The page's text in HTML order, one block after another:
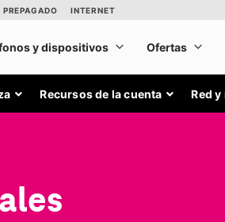
Recursos de la cuenta Red